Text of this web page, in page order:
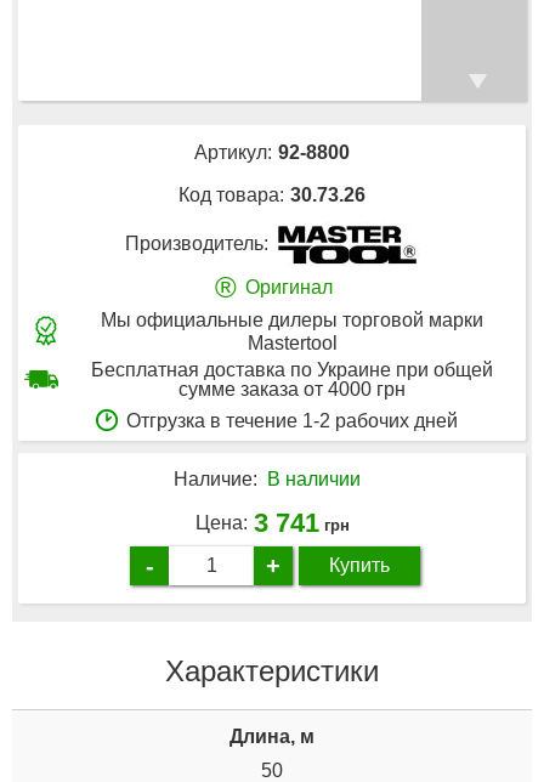
Артикул: 92-8800
Код товара: 30.73.26
Производитель:
® Оригинал
Мы официальные дилеры торговой марки
Mastertool
Бесплатная доставка по Украине при общей
сумме заказа от 4000 грн
Отгрузка в течение 1-2 рабочих дней
Наличие: В наличии
Цена: 3 741 грн
- + Купить
Характеристики
Длина, м
50